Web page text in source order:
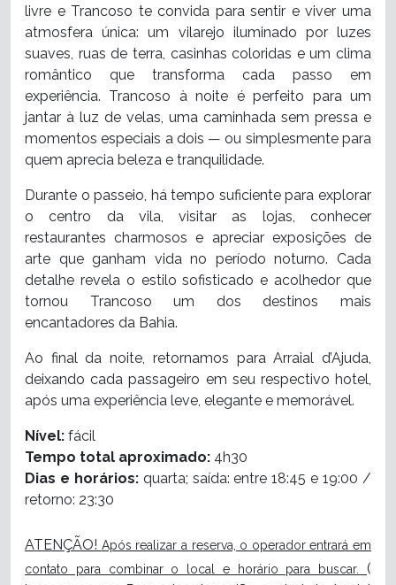
livre e Trancoso te convida para sentir e viver uma
atmosfera única: um vilarejo iluminado por luzes
suaves, ruas de terra, casinhas coloridas e um clima
romântico que transforma cada passo em
experiência. Trancoso à noite é perfeito para um
jantar à luz de velas, uma caminhada sem pressa e
momentos especiais a dois — ou simplesmente para
quem aprecia beleza e tranquilidade.
Durante o passeio, há tempo suficiente para explorar
o centro da vila, visitar as lojas, conhecer
restaurantes charmosos e apreciar exposições de
arte que ganham vida no período noturno. Cada
detalhe revela o estilo sofisticado e acolhedor que
tornou Trancoso um dos destinos mais
encantadores da Bahia.
Ao final da noite, retornamos para Arraial d’Ajuda,
deixando cada passageiro em seu respectivo hotel,
após uma experiência leve, elegante e memorável.
Nível: fácil
Tempo total aproximado: 4h30
Dias e horários: quarta; saída: entre 18:45 e 19:00 /
retorno: 23:30
ATENÇÃO! Após realizar a reserva, o operador entrará em
contato para combinar o local e horário para buscar. (